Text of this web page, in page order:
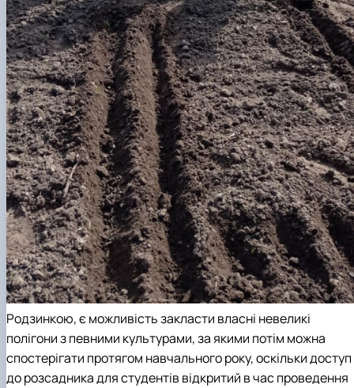
Родзинкою, є можливість закласти власні невеликі
полігони з певними культурами, за якими потім можна
спостерігати протягом навчального року, оскільки доступ
до розсадника для студентів відкритий в час проведення